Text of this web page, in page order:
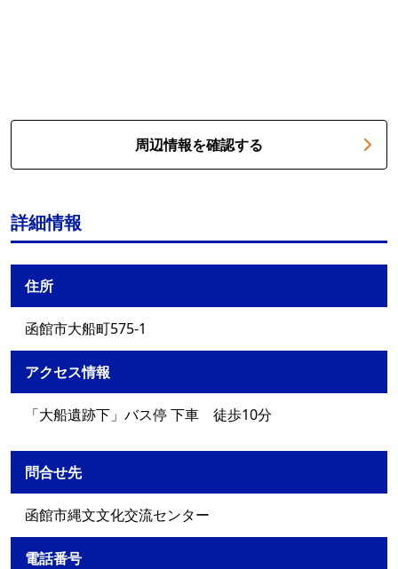
周辺情報を確認する
詳細情報
住所
函館市大船町575-1
アクセス情報
「大船遺跡下」バス停 下車 徒歩10分
問合せ先
函館市縄文文化交流センター
電話番号